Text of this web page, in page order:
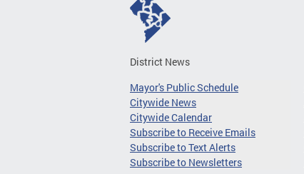
District News
Mayor's Public Schedule
Citywide News
Citywide Calendar
Subscribe to Receive Emails
Subscribe to Text Alerts
Subscribe to Newsletters